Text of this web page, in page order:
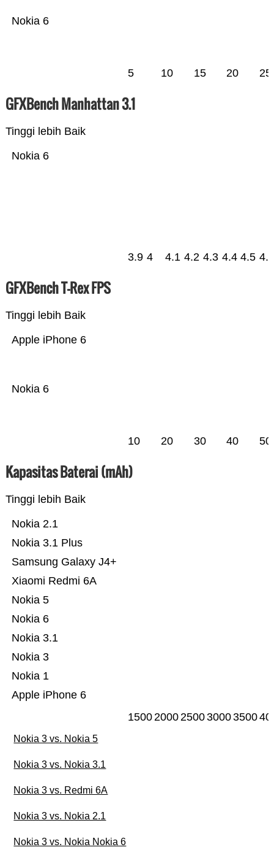
Nokia 6
5 10 15 20 25
GFXBench Manhattan 3.1
Tinggi lebih Baik
Nokia 6
3.9 4 4.1 4.2 4.3 4.4 4.5 4.6
GFXBench T-Rex FPS
Tinggi lebih Baik
Nokia 6
Apple iPhone 6
10 20 30 40 50
Kapasitas Baterai (mAh)
Tinggi lebih Baik
Apple iPhone 6
Nokia 1
Nokia 3
Nokia 3.1
Nokia 6
Nokia 5
Xiaomi Redmi 6A
Samsung Galaxy J4+
Nokia 3.1 Plus
Nokia 2.1
15002000250030003500
Nokia 3 vs. Nokia 5
Nokia 3 vs. Nokia 3.1
Nokia 3 vs. Redmi 6A
Nokia 3 vs. Nokia 2.1
Nokia 3 vs. Nokia Nokia 6